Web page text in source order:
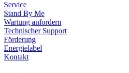
Service
Stand By Me
Wartung anfordern
Technischer Support
Förderung
Energielabel
Kontakt